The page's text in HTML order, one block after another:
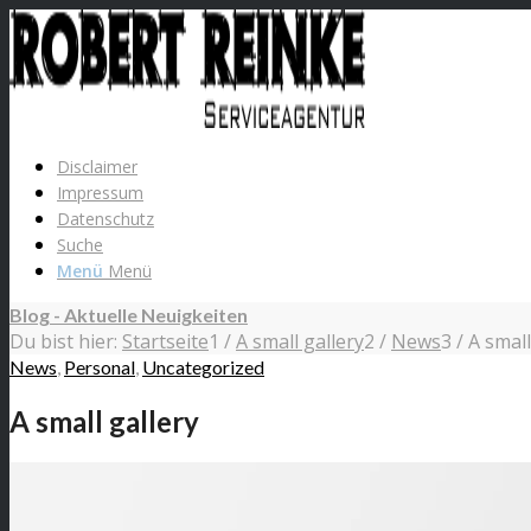
Disclaimer
Impressum
Datenschutz
Suche
Menü Menü
Blog - Aktuelle Neuigkeiten
Du bist hier: Startseite1 /A small gallery2 / News3 /A
News, Personal, Uncategorized
A small gallery